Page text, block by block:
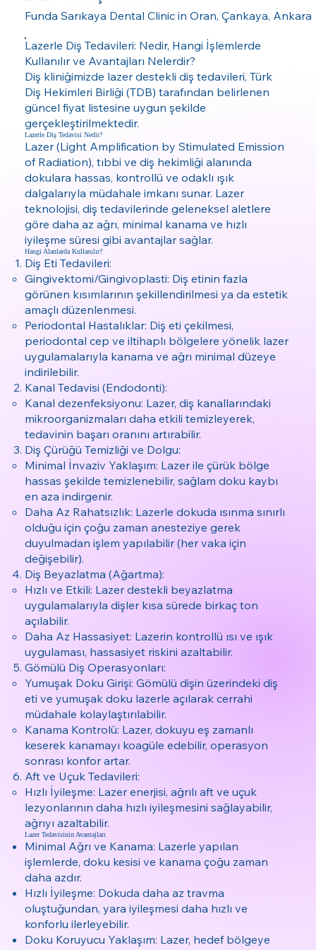
Funda Sarıkaya Dental Clinic in Oran, Çankaya, Ankara
Lazerle Diş Tedavileri: Nedir, Hangi İşlemlerde
Kullanılır ve Avantajları Nelerdir?
Diş kliniğimizde lazer destekli diş tedavileri, Türk
Diş Hekimleri Birliği (TDB) tarafından belirlenen
güncel fiyat listesine uygun şekilde
gerçekleştirilmektedir.
Lazerle Diş Tedavisi Nedir?
Lazer (Light Amplification by Stimulated Emission
of Radiation), tıbbi ve diş hekimliği alanında
dokulara hassas, kontrollü ve odaklı ışık
dalgalarıyla müdahale imkanı sunar. Lazer
teknolojisi, diş tedavilerinde geleneksel aletlere
göre daha az ağrı, minimal kanama ve hızlı
iyileşme süresi gibi avantajlar sağlar.
Hangi Alanlarda Kullanılır?
Diş Eti Tedavileri:
Gingivektomi/Gingivoplasti: Diş etinin fazla
görünen kısımlarının şekillendirilmesi ya da estetik
amaçlı düzenlenmesi.
Periodontal Hastalıklar: Diş eti çekilmesi,
periodontal cep ve iltihaplı bölgelere yönelik lazer
uygulamalarıyla kanama ve ağrı minimal düzeye
indirilebilir.
Kanal Tedavisi (Endodonti):
Kanal dezenfeksiyonu: Lazer, diş kanallarındaki
mikroorganizmaları daha etkili temizleyerek,
tedavinin başarı oranını artırabilir.
Diş Çürüğü Temizliği ve Dolgu:
Minimal İnvaziv Yaklaşım: Lazer ile çürük bölge
hassas şekilde temizlenebilir, sağlam doku kaybı
en aza indirgenir.
Daha Az Rahatsızlık: Lazerle dokuda ısınma sınırlı
olduğu için çoğu zaman anesteziye gerek
duyulmadan işlem yapılabilir (her vaka için
değişebilir).
Diş Beyazlatma (Ağartma):
Hızlı ve Etkili: Lazer destekli beyazlatma
uygulamalarıyla dişler kısa sürede birkaç ton
açılabilir.
Daha Az Hassasiyet: Lazerin kontrollü ısı ve ışık
uygulaması, hassasiyet riskini azaltabilir.
Gömülü Diş Operasyonları:
Yumuşak Doku Girişi: Gömülü dişin üzerindeki diş
eti ve yumuşak doku lazerle açılarak cerrahi
müdahale kolaylaştırılabilir.
Kanama Kontrolü: Lazer, dokuyu eş zamanlı
keserek kanamayı koagüle edebilir, operasyon
sonrası konfor artar.
Aft ve Uçuk Tedavileri:
Hızlı İyileşme: Lazer enerjisi, ağrılı aft ve uçuk
lezyonlarının daha hızlı iyileşmesini sağlayabilir,
ağrıyı azaltabilir.
Lazer Tedavisinin Avantajları
Minimal Ağrı ve Kanama: Lazerle yapılan
işlemlerde, doku kesisi ve kanama çoğu zaman
daha azdır.
Hızlı İyileşme: Dokuda daha az travma
oluştuğundan, yara iyileşmesi daha hızlı ve
konforlu ilerleyebilir.
Doku Koruyucu Yaklaşım: Lazer, hedef bölgeye